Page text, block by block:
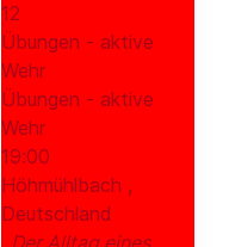
12
Übungen - aktive
Wehr
Übungen - aktive
Wehr
19:00
Höhmühlbach ,
Deutschland
Der Alltag eines